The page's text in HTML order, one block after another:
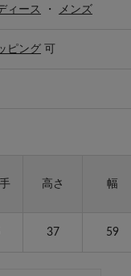
ィース ・ メンズ
ピング 可
高さ 幅
37 59